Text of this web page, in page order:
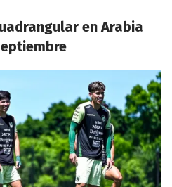
en Arabia